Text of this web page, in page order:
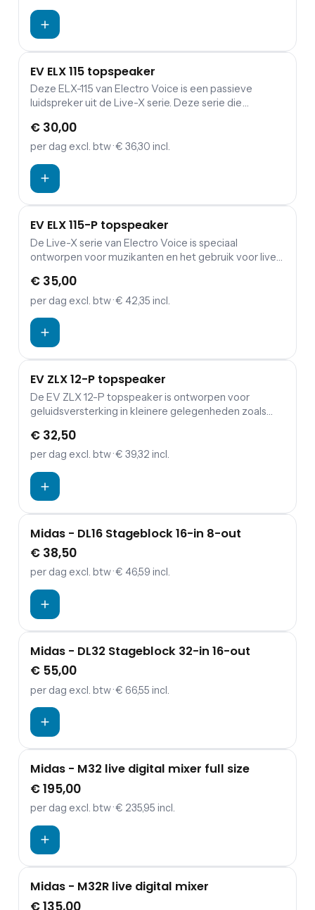
EV ELX 115 topspeaker
Deze ELX-115 van Electro Voice is een passieve
luidspreker uit de Live-X serie. Deze serie die
15 mm dik hout. Elke luidsprekerkast is voorzien van
stevige metalen handvatten en een metalen rooster.
Het aansluiten op een versterker gaat hiermee
vlekkeloos en het doorlussen naar een tweede ELX-
115 is hiermee kinderspel.
€ 30,00
per dag excl. btw· € 36,30 incl.
EV ELX 115-P topspeaker
De Live-X serie van Electro Voice is speciaal
ontworpen voor muzikanten en het gebruik voor live
actieve luidspreker en zijn klank is dan ook zeer
muzikaal te noemen. Daarnaast heeft de Electro
€ 35,00
per dag excl. btw· € 42,35 incl.
NIEUW
EV ZLX 12-P topspeaker
De EV ZLX 12-P topspeaker is ontworpen voor
geluidsversterking in kleinere gelegenheden zoals
€ 32,50
per dag excl. btw· € 39,32 incl.
Midas - DL16 Stageblock 16-in 8-out
€ 38,50
per dag excl. btw· € 46,59 incl.
Midas - DL32 Stageblock 32-in 16-out
€ 55,00
per dag excl. btw· € 66,55 incl.
Midas - M32 live digital mixer full size
€ 195,00
per dag excl. btw· € 235,95 incl.
Midas - M32R live digital mixer
€ 135,00